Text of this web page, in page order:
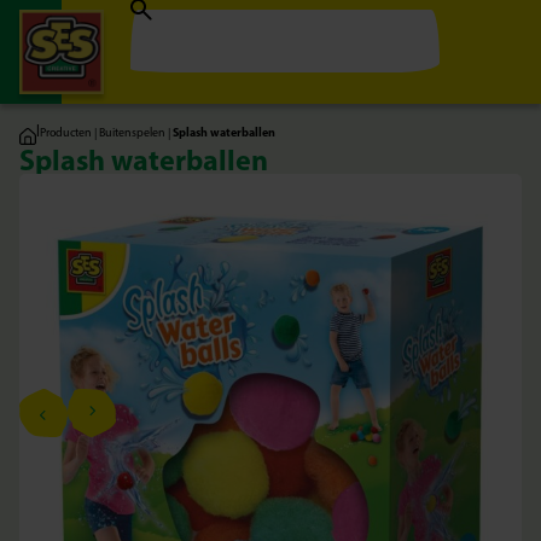
|Producten | Buitenspelen |Splash waterballen
Splash waterballen